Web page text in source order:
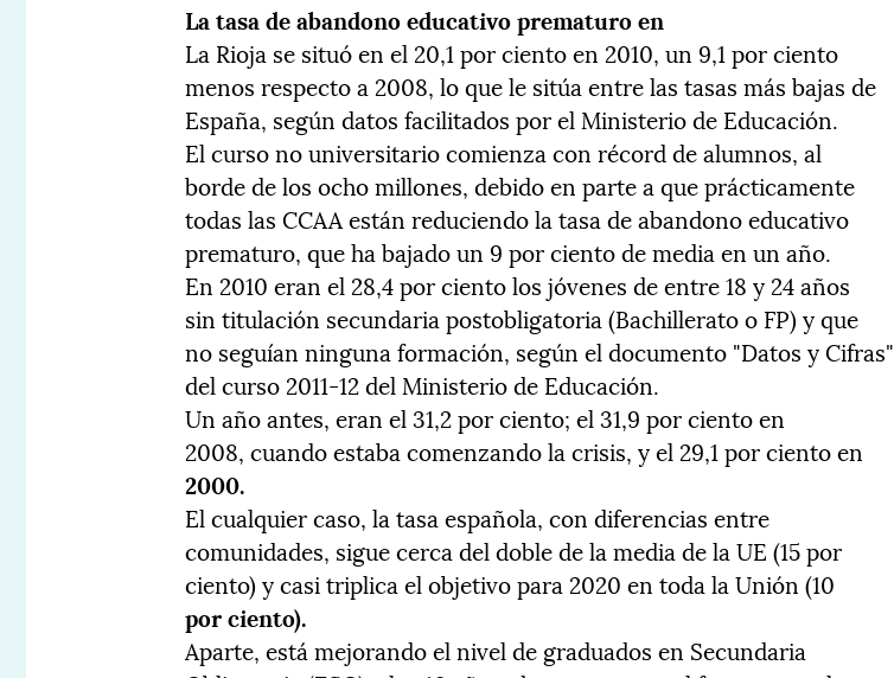
La tasa de abandono educativo prematuro en
La Rioja se situó en el 20,1 por ciento en 2010, un 9,1 por ciento
menos respecto a 2008, lo que le sitúa entre las tasas más bajas de
España, según datos facilitados por el Ministerio de Educación.
El curso no universitario comienza con récord de alumnos, al
borde de los ocho millones, debido en parte a que prácticamente
todas las CCAA están reduciendo la tasa de abandono educativo
prematuro, que ha bajado un 9 por ciento de media en un año.
En 2010 eran el 28,4 por ciento los jóvenes de entre 18 y 24 años
sin titulación secundaria postobligatoria (Bachillerato o FP) y que
no seguían ninguna formación, según el documento "Datos y Cifras"
del curso 2011-12 del Ministerio de Educación.
Un año antes, eran el 31,2 por ciento; el 31,9 por ciento en
2008, cuando estaba comenzando la crisis, y el 29,1 por ciento en
2000.
El cualquier caso, la tasa española, con diferencias entre
comunidades, sigue cerca del doble de la media de la UE (15 por
ciento) y casi triplica el objetivo para 2020 en toda la Unión (10
por ciento).
Aparte, está mejorando el nivel de graduados en Secundaria